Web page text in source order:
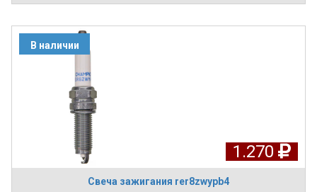
В наличии
1.270
Свеча зажигания rer8zwypb4